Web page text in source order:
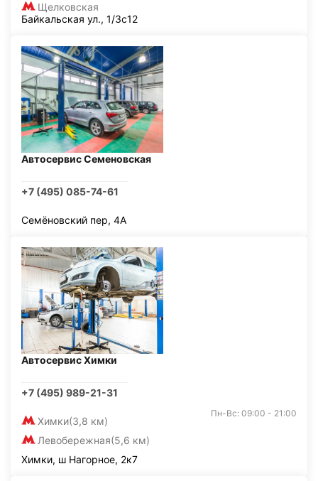
Щелковская
Байкальская ул., 1/3с12
Автосервис Семеновская
+7 (495) 085-74-61
Семёновский пер, 4А
Автосервис Химки
+7 (495) 989-21-31
Химки(3,8 км)
Левобережная(5,6 км)
Пн-Вс: 09:00 - 21:00
Химки, ш Нагорное, 2к7